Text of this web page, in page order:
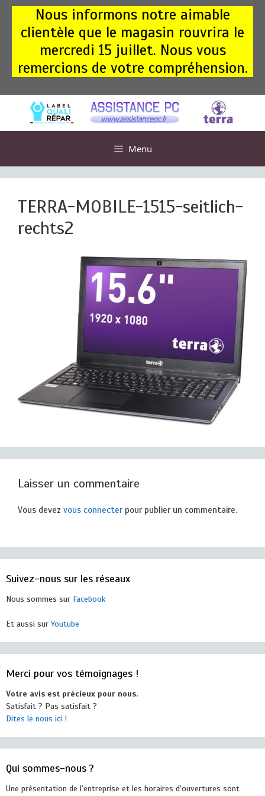
Aller
contenu
Nous informons notre aimable
clientèle que le magasin rouvrira le
mercredi 15 juillet. Nous vous
remercions de votre compréhension.
Menu
TERRA-MOBILE-1515-seitlich-
rechts2
Laisser un commentaire
Vous devez vous connecterpour publier un commentaire.
Suivez-nous sur les réseaux
Nous sommes sur Facebook
Et aussi surYoutube
Merci pour vos témoignages !
Votre avis est précieux pour nous.
Satisfait ? Pas satisfait ?
Dites le nous ici !
Qui sommes-nous ?
Une présentation de l’entreprise et les horaires d’ouvertures sont